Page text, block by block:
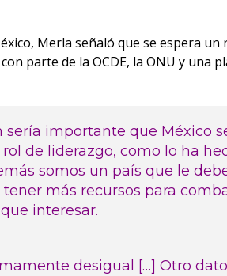
Merla señaló que se espera
parte de la OCDE, la ONU y una
sería importante que México
de liderazgo, como lo ha
somos un país que le
tener más recursos para
interesar.
desigual […] Otro